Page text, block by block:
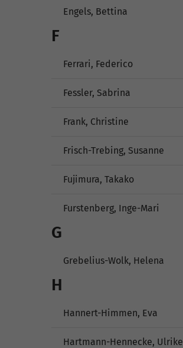
Engels, Bettina
F
Ferrari, Federico
Fessler, Sabrina
Frank, Christine
Frisch-Trebing, Susanne
Fujimura, Takako
Furstenberg, Inge-Mari
G
Grebelius-Wolk, Helena
H
Hannert-Himmen, Eva
Hartmann-Hennecke, Ulrike